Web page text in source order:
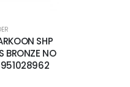
SHP
BRONZE NO